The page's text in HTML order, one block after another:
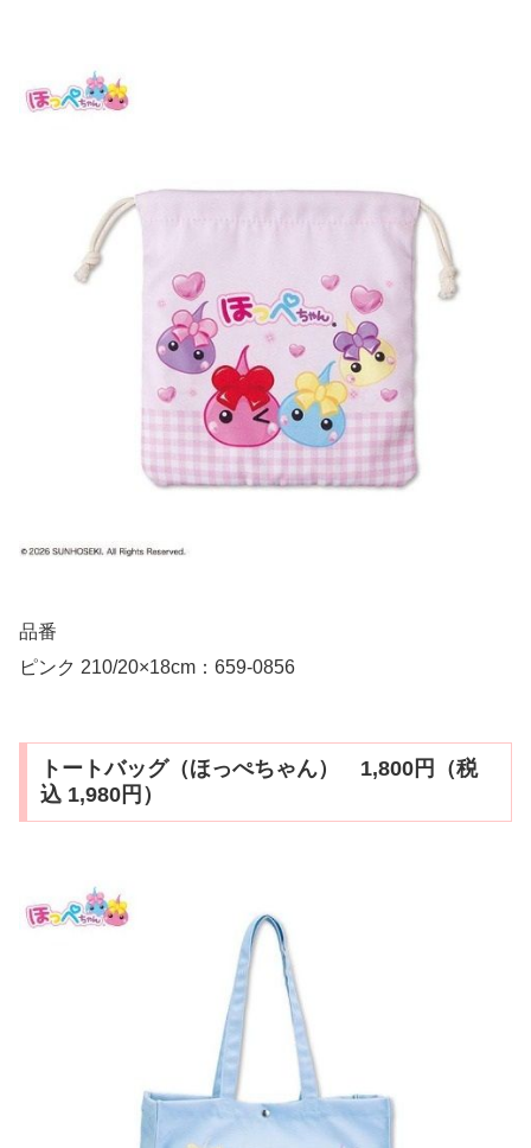
品番
ピンク 210/20×18cm：659-0856
トートバッグ（ほっぺちゃん） 1,800円（税
込 1,980円）